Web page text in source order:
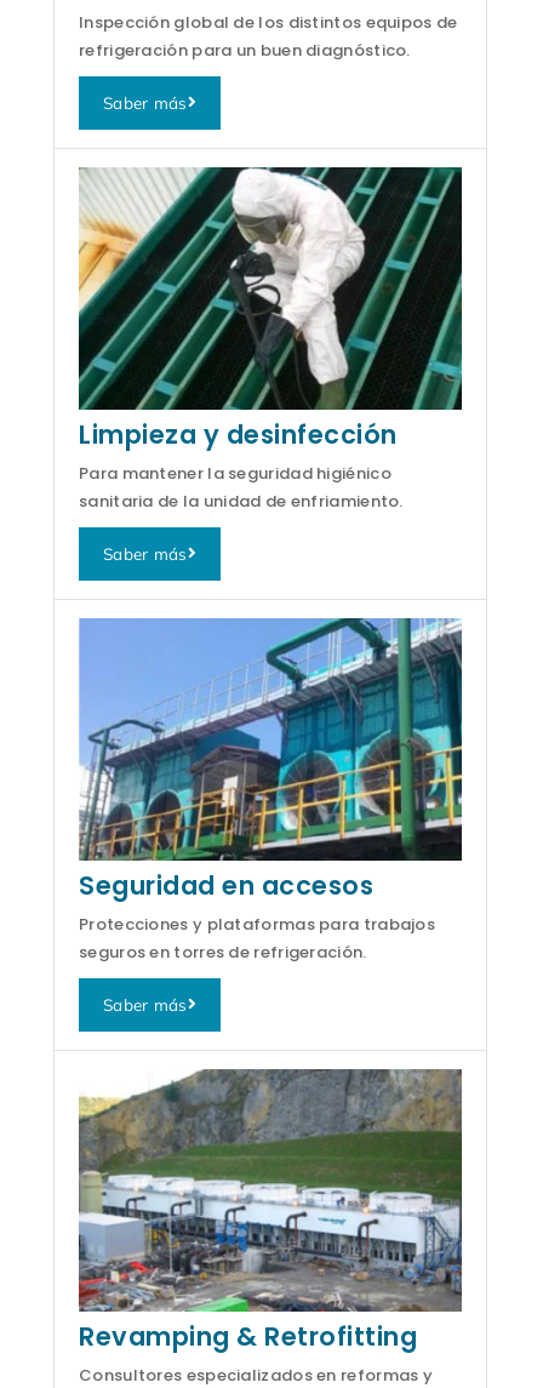
Inspección global de los distintos equipos de
refrigeración para un buen diagnóstico.
Saber más
Limpieza y desinfección
Para mantener la seguridad higiénico
sanitaria de la unidad de enfriamiento.
Saber más
Seguridad en accesos
Protecciones y plataformas para trabajos
seguros en torres de refrigeración.
Saber más
Revamping & Retrofitting
Consultores especializados en reformas y